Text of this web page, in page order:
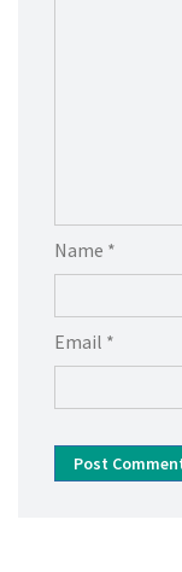
Name *
Email *
Post